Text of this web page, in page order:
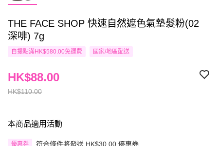
THE FACE SHOP 快速自然遮色氣墊髮粉(02
深啡) 7g
自提點滿HK$580.00免運費 國家/地區配送
HK$110.00
HK$88.00
本商品適用活動
優惠券 符合條件將發送 HK$30.00 優惠券